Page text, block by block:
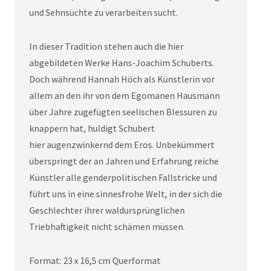
und Sehnsüchte zu verarbeiten sucht.
In dieser Tradition stehen auch die hier
abgebildeten Werke Hans-Joachim Schuberts.
Doch während Hannah Höch als Künstlerin vor
allem an den ihr von dem Egomanen Hausmann
über Jahre zugefügten seelischen Blessuren zu
knappern hat, huldigt Schubert
hier augenzwinkernd dem Eros. Unbekümmert
überspringt der an Jahren und Erfahrung reiche
Künstler alle genderpolitischen Fallstricke und
führt uns in eine sinnesfrohe Welt, in der sich die
Geschlechter ihrer waldursprünglichen
Triebhaftigkeit nicht schämen müssen.
Format: 23 x 16,5 cm Querformat